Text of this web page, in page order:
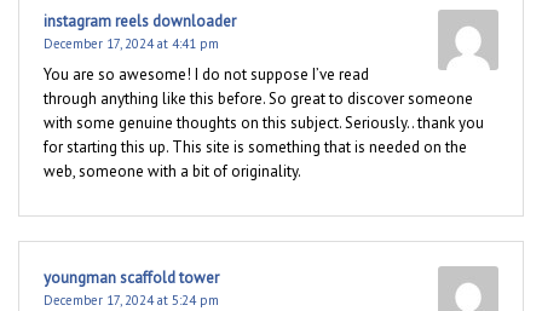
instagram reels downloader
December 17, 2024 at 4:41 pm
You are so awesome! I do not suppose I’ve read
through anything like this before. So great to discover someone
with some genuine thoughts on this subject. Seriously.. thank you
for starting this up. This site is something that is needed on the
web, someone with a bit of originality.
youngman scaffold tower
December 17, 2024 at 5:24 pm